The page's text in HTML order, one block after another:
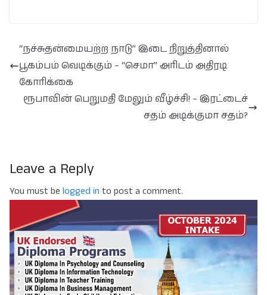
“நச்சுதன்மையற்ற நாடு” இடை நிறுத்தினால்
பூகம்பம் வெடிக்கும் – “செமா” அரிடம் அதிரடி
கோரிக்கை
ரூபாவின் பெறுமதி மேலும் வீழ்ச்சி! – இரட்டைச்
சதம் அடிக்குமா சதம்?
Leave a Reply
You must be logged in to post a comment.